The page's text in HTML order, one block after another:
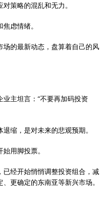
策略的混乱和无力。
虑情绪。
的最新动态，盘算着自己的风
主坦言：“不要再加码投资
缩，是对未来的悲观预期。
用脚投票。
经开始悄悄调整投资组合，减
更确定的东南亚等新兴市场。